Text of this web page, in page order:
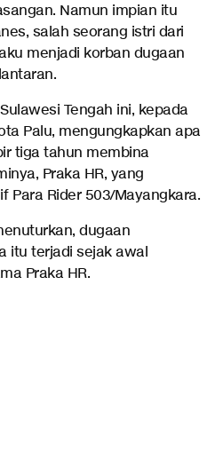
Namun impian itu
salah seorang istri dari
menjadi korban dugaan
Tengah ini, kepada
Palu, mengungkapkan apa
tiga tahun membina
Praka HR, yang
Para Rider 503/Mayangkara.
dugaan
itu terjadi sejak awal
Praka HR.